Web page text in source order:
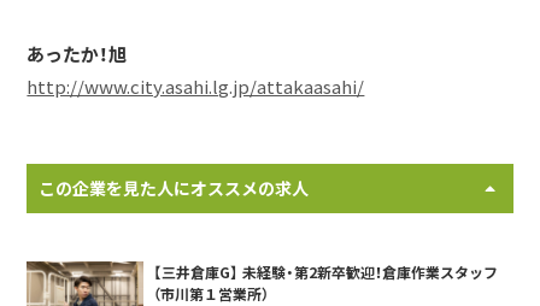
あったか！旭
http://www.city.asahi.lg.jp/attakaasahi/
この企業を見た人にオススメの求人
【三井倉庫G】 未経験・第2新卒歓迎！倉庫作業スタッフ
（市川第１営業所）